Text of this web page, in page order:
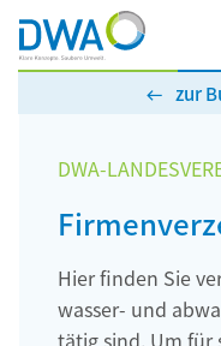
zur
DWA-
Hier finden Sie
wasser- und
tätig sind. Um für